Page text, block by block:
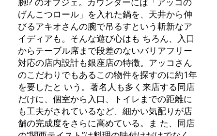
げんこつロール」を入れた鍋を、天井から伸
びるアキオさんの腕で吊るすという斬新なア
イディアも。そんな遊び心はも ちろん、入口
からテーブル席まで段差のないバリアフリー
対応の店内設計も銀座店の特徴。アッコさん
のこだわりでもあるこの物件を探すのに約1年
を要したと いう。著名人も多く来店する同店
だけに、個室から入口、トイレまでの距離に
も工夫がされているなど、細かい気配りが店
舗の完成度をさらに高めている。ま た、同店